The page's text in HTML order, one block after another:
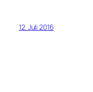
12. Juli 2016